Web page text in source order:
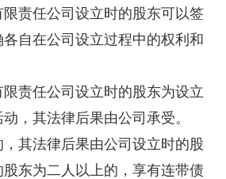
任公司设立时的股东可以签
自在公司设立过程中的权利和
任公司设立时的股东为设立
，其法律后果由公司承受。
法律后果由公司设立时的股
东为二人以上的，享有连带债